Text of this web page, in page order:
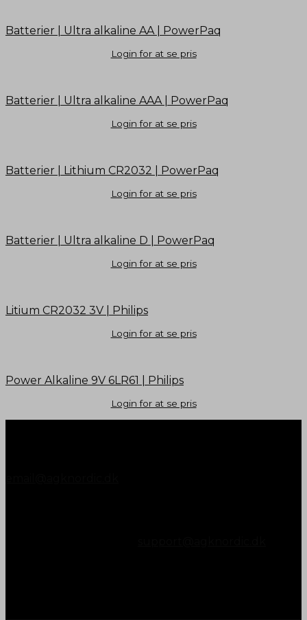
Batterier | Ultra alkaline AA | PowerPaq
Login for at se pris
Batterier | Ultra alkaline AAA | PowerPaq
Login for at se pris
Batterier | Lithium CR2032 | PowerPaq
Login for at se pris
Batterier | Ultra alkaline D | PowerPaq
Login for at se pris
Litium CR2032 3V | Philips
Login for at se pris
Power Alkaline 9V 6LR61 | Philips
Login for at se pris